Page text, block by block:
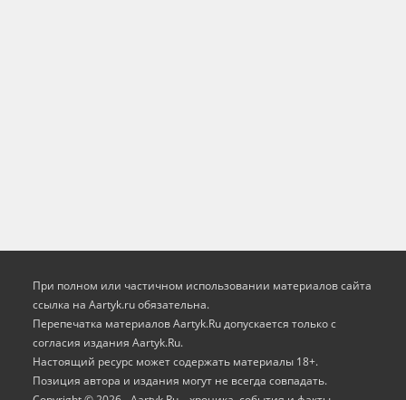
При полном или частичном использовании материалов сайта
ссылка на Aartyk.ru oбязательна.
Перепечатка материалов Aartyk.Ru допускается только с
согласия издания Aartyk.Ru.
Настоящий ресурс может содержать материалы 18+.
Позиция автора и издания могут не всегда совпадать.